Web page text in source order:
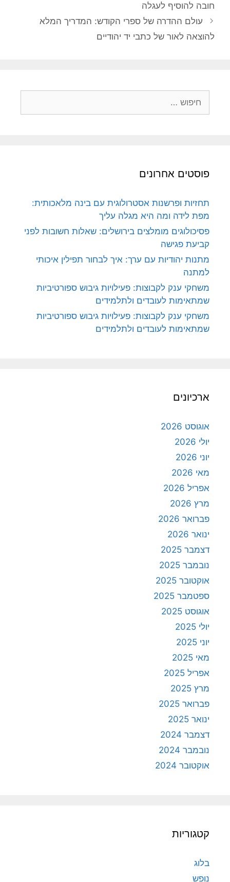
חובה להוסיף לעגלה
עולם ההדרה של ספרי הקודש: המדריך המלא
להוצאה לאור של כתבי יד יהודיים
פוסטים אחרונים
תחזיות ופרשנות אסטרולוגית עם בינה מלאכותית:
מפת לידה ומה היא מגלה עליך
פסיכולוגים מומלצים בירושלים: שאלות חשובות לפני
קביעת פגישה
מתנות יהודיות עם ערך: איך לבחור תפילין איכותי
למתנה
משחקי ענק לקבוצות: פעילויות גיבוש ספורטיביות
שמתאימות לעובדים ולתלמידים
משחקי ענק לקבוצות: פעילויות גיבוש ספורטיביות
שמתאימות לעובדים ולתלמידים
ארכיונים
אוגוסט 2026
יולי 2026
יוני 2026
מאי 2026
אפריל 2026
מרץ 2026
פברואר 2026
ינואר 2026
דצמבר 2025
נובמבר 2025
אוקטובר 2025
ספטמבר 2025
אוגוסט 2025
יולי 2025
יוני 2025
מאי 2025
אפריל 2025
מרץ 2025
פברואר 2025
ינואר 2025
דצמבר 2024
נובמבר 2024
אוקטובר 2024
קטגוריות
בלוג
נופש